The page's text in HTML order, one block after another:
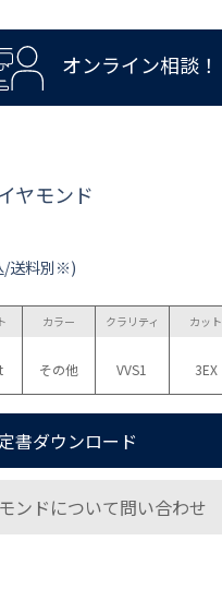
オンライン相談！
ヤモンド
/送料別※)
カラー
その他
クラリティ
VVS1
カット
3EX
書ダウンロード
ンドについて問い合わせ